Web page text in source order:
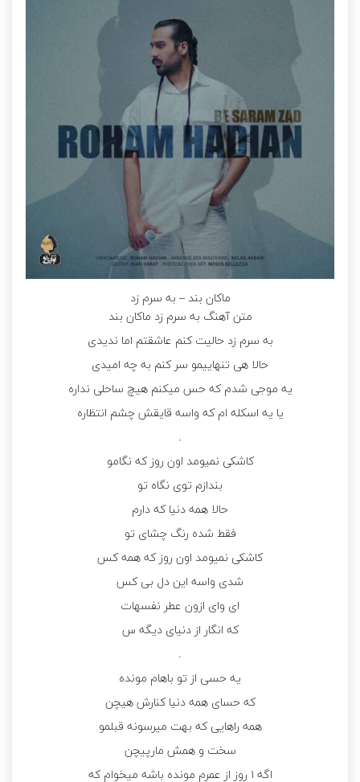
ماکان بند – به سرم زد
متن آهنگ به سرم زد ماکان بند
به سرم زد حالیت کنم عاشقتم اما ندیدی
حالا هی تنهاییمو سر کنم به چه امیدی
یه موجی شدم که حس میکنم هیچ ساحلی نداره
یا یه اسکله ام که واسه قایقش چشم انتظاره
.
کاشکی نمیومد اون روز که نگامو
بندازم توی نگاه تو
حالا همه دنیا که دارم
فقط شده رنگ چشای تو
کاشکی نمیومد اون روز که همه کس
شدی واسه این دل بی کس
ای وای ازون عطر نفسهات
که انگار از دنیای دیگه س
.
یه حسی از تو باهام مونده
که حسای همه دنیا کنارش هیچن
همه راهایی که بهت میرسونه قبلمو
سخت و همش مارپیچن
اگه ۱ روز از عمرم مونده باشه میخوام که